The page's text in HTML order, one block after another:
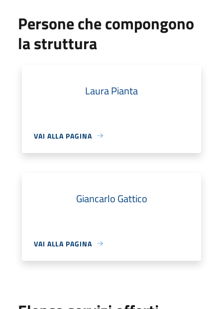
Persone che compongono
la struttura
Laura Pianta
VAI ALLA PAGINA
Giancarlo Gattico
VAI ALLA PAGINA